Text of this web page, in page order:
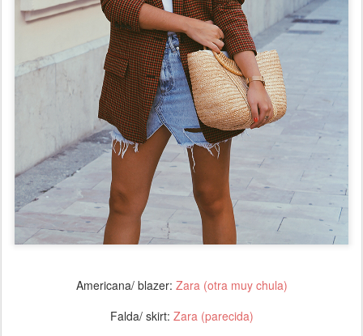
Americana/ blazer: Zara(otra muy chula)
Falda/ skirt: Zara (parecida)